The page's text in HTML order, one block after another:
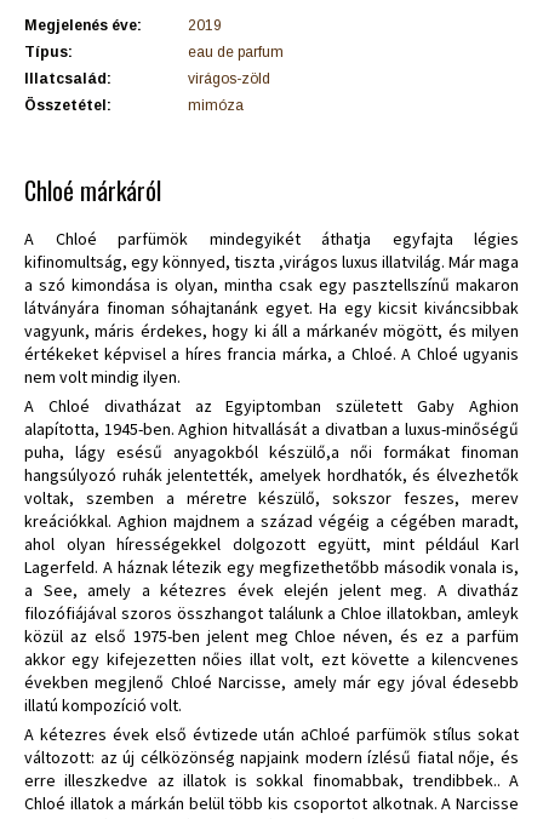
Megjelenés éve:
2019
Típus:
eau de parfum
Illatcsalád:
virágos-zöld
Összetétel:
mimóza
Chloé márkáról
A Chloé parfümök mindegyikét áthatja egyfajta légies
kifinomultság, egy könnyed, tiszta ,virágos luxus illatvilág. Már maga
a szó kimondása is olyan, mintha csak egy pasztellszínű makaron
látványára finoman sóhajtanánk egyet. Ha egy kicsit kiváncsibbak
vagyunk, máris érdekes, hogy ki áll a márkanév mögött, és milyen
értékeket képvisel a híres francia márka, a Chloé. A Chloé ugyanis
nem volt mindig ilyen.
A Chloé divatházat az Egyiptomban született Gaby Aghion
alapította, 1945-ben. Aghion hitvallását a divatban a luxus-minőségű
puha, lágy esésű anyagokból készülő,a női formákat finoman
hangsúlyozó ruhák jelentették, amelyek hordhatók, és élvezhetők
voltak, szemben a méretre készülő, sokszor feszes, merev
kreációkkal. Aghion majdnem a század végéig a cégében maradt,
ahol olyan hírességekkel dolgozott együtt, mint például Karl
Lagerfeld. A háznak létezik egy megfizethetőbb második vonala is,
a See, amely a kétezres évek elején jelent meg. A divatház
filozófiájával szoros összhangot találunk a Chloe illatokban, amleyk
közül az első 1975-ben jelent meg Chloe néven, és ez a parfüm
akkor egy kifejezetten nőies illat volt, ezt követte a kilencvenes
években megjlenő Chloé Narcisse, amely már egy jóval édesebb
illatú kompozíció volt.
A kétezres évek első évtizede után aChloé parfümök stílus sokat
változott: az új célközönség napjaink modern ízlésű fiatal nője, és
erre illeszkedve az illatok is sokkal finomabbak, trendibbek.. A
Chloé illatok a márkán belül több kis csoportot alkotnak. A Narcisse